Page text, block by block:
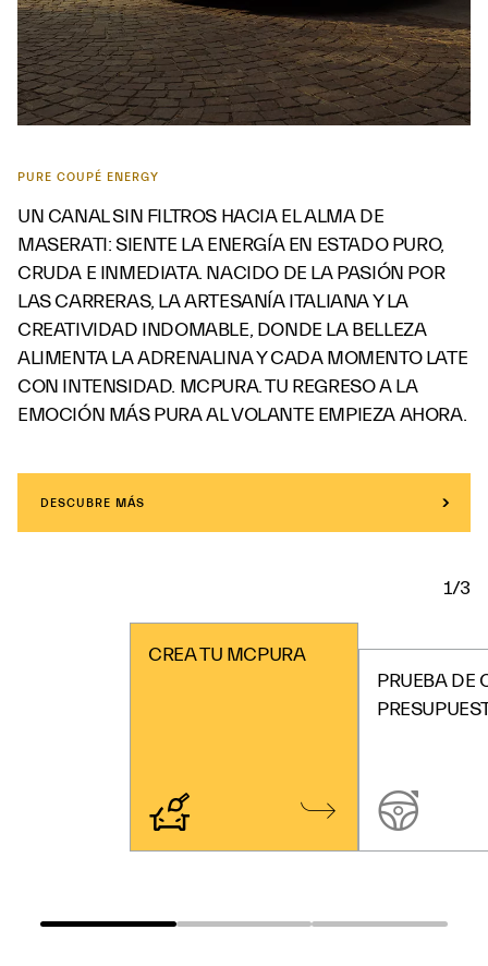
PURE COUPÉ ENERGY
UN CANAL SIN FILTROS HACIA EL ALMA DE
MASERATI: SIENTE LA ENERGÍA EN ESTADO PURO,
CRUDA E INMEDIATA. NACIDO DE LA PASIÓN POR
LAS CARRERAS, LA ARTESANÍA ITALIANA Y LA
CREATIVIDAD INDOMABLE, DONDE LA BELLEZA
ALIMENTA LA ADRENALINA Y CADA MOMENTO LATE
CON INTENSIDAD. MCPURA. TU REGRESO A LA
EMOCIÓN MÁS PURA AL VOLANTE EMPIEZA AHORA.
DESCUBRE MÁS
1/3
CREA TU MCPURA
PRUEBA DE